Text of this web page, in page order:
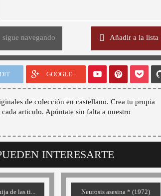
sigue navegando Añadir a la lista
GOOGLE+
de colección en castellano. Crea tu propia
articulo. Apúntate sin falta a nuestro
INTERESARTE
de las ti...
Neurosis asesina * (1972)